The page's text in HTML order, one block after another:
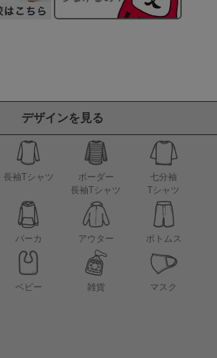
デザインを見る
長袖Tシャツ
ボーダー
長袖Tシャツ
七分袖
Tシャツ
パーカ アウター ボトムス
ベビー 雑貨 マスク